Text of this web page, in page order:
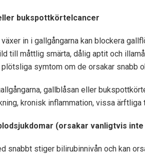
bukspottkörtelcancer
in i gallgångarna kan blockera
till måttlig smärta, dålig aptit och
symtom om de orsakar snabb
gallblåsan eller
kronisk inflammation, vissa ärftliga
(orsakar vanligtvis
snabbt stiger bilirubinnivån och kan